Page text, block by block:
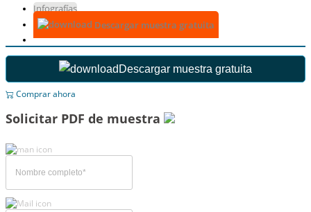
Infografías
Descargar muestra gratuita
Descargar muestra gratuita
Comprar ahora
Solicitar PDF de muestra